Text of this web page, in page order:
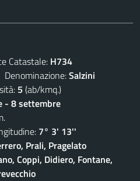
Catastale: H734
Denominazione:Salzini
5 (ab/kmq.)
- 8 settembre
7° 3' 13''
Prali, Pragelato
Coppi, Didiero, Fontane,